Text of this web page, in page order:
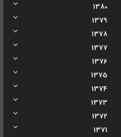
1380
1379
1378
1377
1376
1375
1374
1373
1372
1371